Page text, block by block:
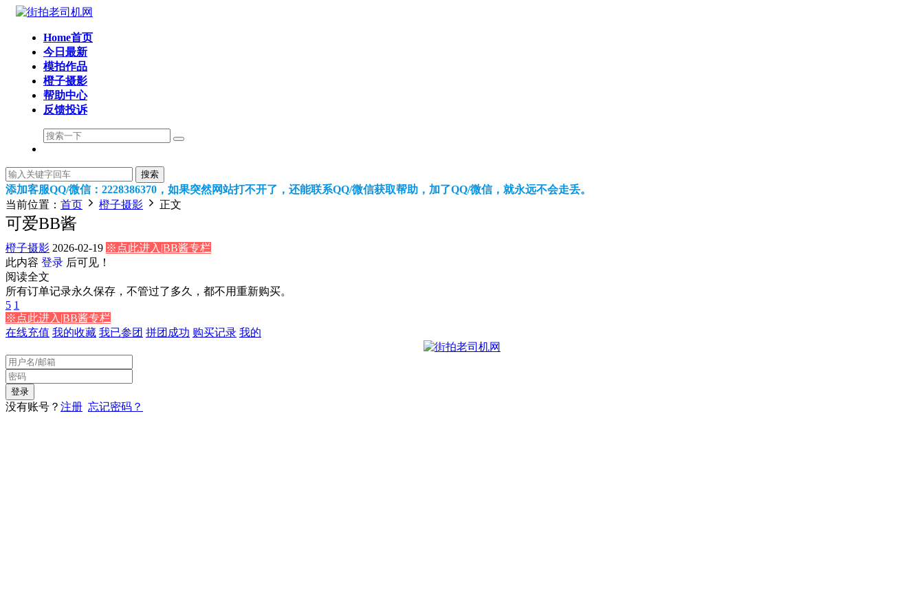
Home首页
今日最新
模拍作品
橙子摄影
帮助中心
反馈投诉
搜索
添加客服QQ/微信：2228386370，如果突然网站打不开了，还能联系QQ/微信获取帮助，加了QQ/微信，就永远不会走丢。
当前位置： 首页 橙子摄影 正文
可爱BB酱
橙子摄影 2026-02-19 ※点此进入|BB酱专栏
此内容 登录 后可见！
阅读全文
所有订单记录永久保存，不管过了多久，都不用重新购买。
5 1
※点此进入|BB酱专栏
在线充值 我的收藏 我已参团 拼团成功 购买记录 我的
没有账号？ 注册 忘记密码？